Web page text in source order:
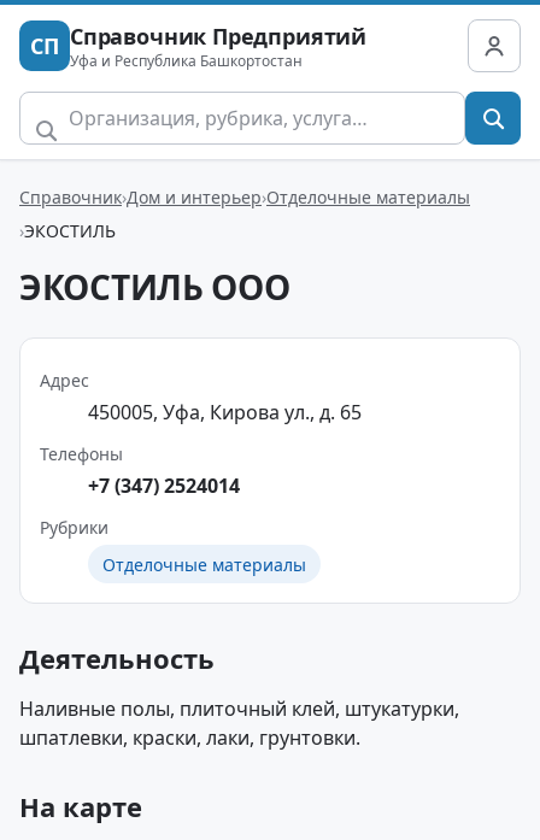
СП Справочник Предприятий
Уфа и Республика Башкортостан
Справочник Дом и интерьер Отделочные материалы
ЭКОСТИЛЬ
ЭКОСТИЛЬ ООО
Адрес
450005, Уфа, Кирова ул., д. 65
Телефоны
+7 (347) 2524014
Рубрики
Отделочные материалы
Деятельность
Наливные полы, плиточный клей, штукатурки,
шпатлевки, краски, лаки, грунтовки.
На карте